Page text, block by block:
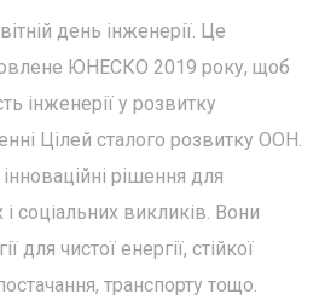
день інженерії. Це
ЮНЕСКО 2019 року, щоб
інженерії у розвитку
Цілей сталого розвитку ООН.
рішення для
і соціальних викликів. Вони
для чистої енергії, стійкої
транспорту тощо.